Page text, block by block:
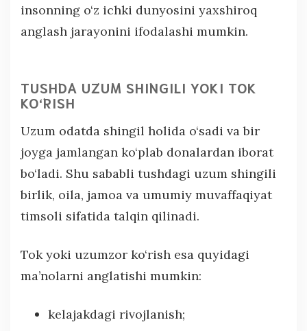
insonning o‘z ichki dunyosini yaxshiroq
anglash jarayonini ifodalashi mumkin.
TUSHDA UZUM SHINGILI YOKI TOK
KO‘RISH
Uzum odatda shingil holida o‘sadi va bir
joyga jamlangan ko‘plab donalardan iborat
bo‘ladi. Shu sababli tushdagi uzum shingili
birlik, oila, jamoa va umumiy muvaffaqiyat
timsoli sifatida talqin qilinadi.
Tok yoki uzumzor ko‘rish esa quyidagi
ma’nolarni anglatishi mumkin:
kelajakdagi rivojlanish;